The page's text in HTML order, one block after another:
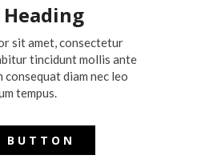
sit amet, consectetur
tincidunt mollis ante
diam nec leo
tempus.
BUTTON